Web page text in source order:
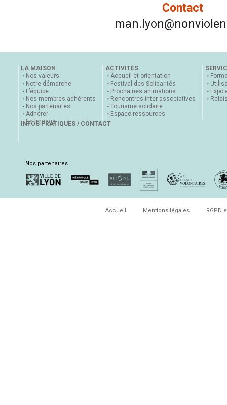
Contact
LA MAISON
Nos valeurs
Notre démarche
L’équipe
Nos membres adhérents
Nos partenaires
Adhérer
En images
ACTIVITÉS
Accueil et orientation
Festival des Solidarités
Prochaines animations
Rencontres inter-associatives
Tourisme solidaire
Espace ressources
Expo
INFOS PRATIQUES / CONTACT
Nos partenaires
Accueil Mentions légales RGPD